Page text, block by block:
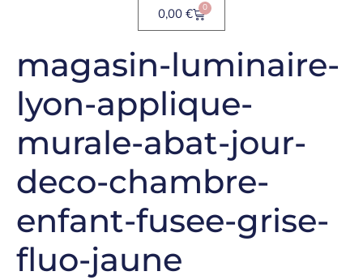
0,00 € 0
magasin-luminaire-
lyon-applique-
murale-abat-jour-
deco-chambre-
enfant-fusee-grise-
fluo-jaune